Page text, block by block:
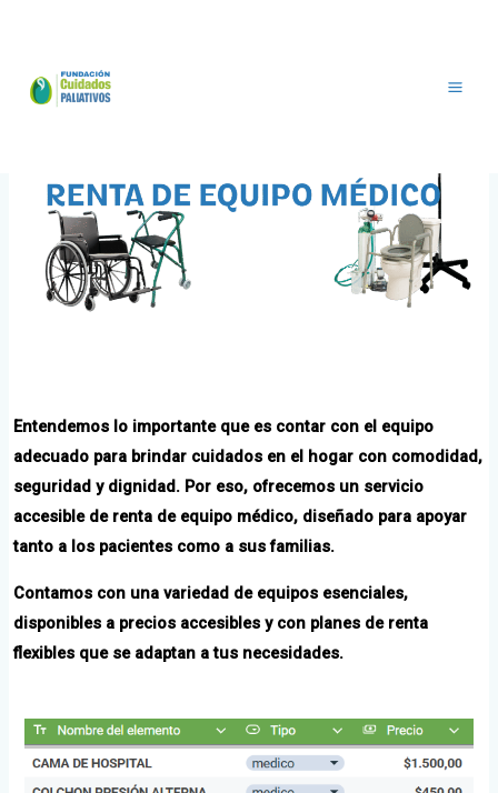
contenido
Entendemos lo importante que es contar con el equipo
adecuado para brindar cuidados en el hogar con comodidad,
seguridad y dignidad. Por eso, ofrecemos un servicio
accesible de renta de equipo médico, diseñado para apoyar
tanto a los pacientes como a sus familias.
Contamos con una variedad de equipos esenciales,
disponibles a precios accesibles y con planes de renta
flexibles que se adaptan a tus necesidades.